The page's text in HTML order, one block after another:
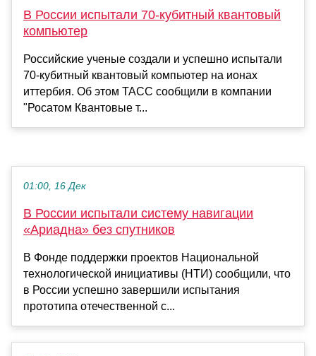
В России испытали 70-кубитный квантовый
компьютер
Российские ученые создали и успешно испытали
70-кубитный квантовый компьютер на ионах
иттербия. Об этом ТАСС сообщили в компании
"Росатом Квантовые т...
01:00, 16 Дек
В России испытали систему навигации
«Ариадна» без спутников
В Фонде поддержки проектов Национальной
технологической инициативы (НТИ) сообщили, что
в России успешно завершили испытания
прототипа отечественной с...